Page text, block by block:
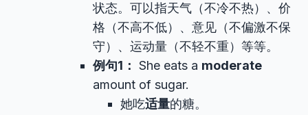
状态。可以指天气（不冷不热）、价
格（不高不低）、意见（不偏激不保
守）、运动量（不轻不重）等等。
例句1： She eats a moderate
amount of sugar.
她吃适量的糖。